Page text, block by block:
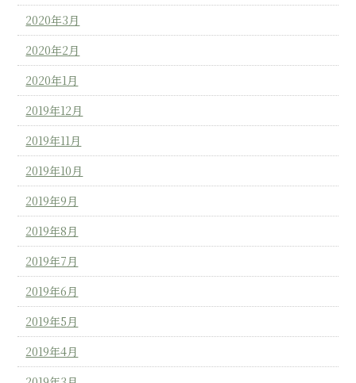
2020年3月
2020年2月
2020年1月
2019年12月
2019年11月
2019年10月
2019年9月
2019年8月
2019年7月
2019年6月
2019年5月
2019年4月